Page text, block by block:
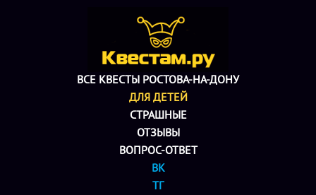
ВСЕ КВЕСТЫ РОСТОВА-НА-ДОНУ
ДЛЯ ДЕТЕЙ
СТРАШНЫЕ
ОТЗЫВЫ
ВОПРОС-ОТВЕТ
ВК
ТГ